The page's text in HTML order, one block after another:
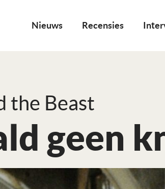
Nieuws Recensies
the Beast
geen